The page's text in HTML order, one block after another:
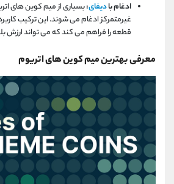
ادغام بادیفای:بسیاری از میم کوین های
غیرمتمرکز ادغام می شوند. این ترکیب
قطعه را فراهم می کند که می تواند ارزش
معرفی بهترین میم کوین های اتریوم